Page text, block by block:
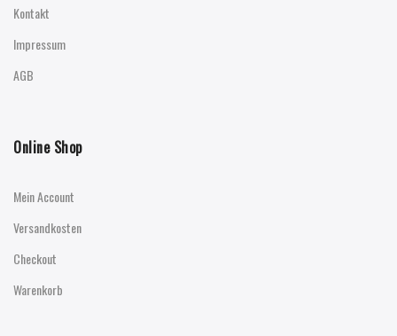
Kontakt
Impressum
AGB
Online Shop
Mein Account
Versandkosten
Checkout
Warenkorb